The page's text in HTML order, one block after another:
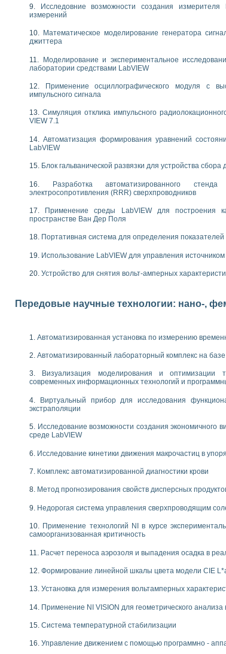
для изучения технологии выращивания
LabVIEW
лабораторный практикум по курсу «радиотехнические
INSTRUMENTS в операционной системе LINUX
полигармонической экстраполяции в среде LabVIEW
принципа действия универсального цифрового вольтметра
принимаемых решений в среде LabVIEW
электрических характеристик газоразрядных и
характеристик на основе использования звуковой карты
теории Коммутации
работы «Имитационное моделирование
национального проекта «Образование» технологий NATIONAL
решателей обыкновенных дифференциальных уравнений
практикумов на кафедре информационных
образования и подготовки преподавателей для работы в ИКТ
практикума по электронике кафедры информационных
частотного анализа для LabWindows/CVI и LabVIEW
программе «Прикладная физика и физическая информатика»
электромагнитного поля для испытаний изделий
Исследовние возможности создания
измерений
Математическое моделирование генератора
джиттера
Моделирование и экспериментальное
лаборатории средствами LabVIEW
Применение осциллографического модуля с
импульсного сигнала
Симуляция отклика импульсного
VIEW 7.1
Автоматизация формирования уравнений
LabVIEW
Блок гальванической развязки для устройства
Разработка автоматизированного
электросопротивления (RRR) сверхпроводников
Применение среды LabVIEW для построения
пространстве Ван Дер Поля
Портативная система для определения показателей
Использование LabVIEW для управления
Устройство для снятия вольт-амперных
Передовые научные технологии: нано-,
Автоматизированная установка по измерению
Автоматизированный лабораторный комплекс на
Визуализация моделирования и оптимизации
современных информационных технологий и
Виртуальный прибор для исследования
экстраполяции
Исследование возможности создания экономичного
среде LabVIEW
Исследование кинетики движения макрочастиц в
Комплекс автоматизированной диагностики крови
Метод прогнозирования свойств дисперсных
Недорогая система управления сверхпроводящим
Применение технологий NI в курсе
самоорганизованная критичность
Расчет переноса аэрозоля и выпадения осадка в
Формирование линейной шкалы цвета модели CIE
Установка для измерения вольтамперных
Применение NI VISION для геометрического анализа
Система температурной стабилизации
Управление движением с помощью программно -